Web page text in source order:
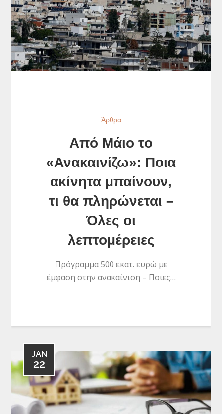
Άρθρα
Από Μάιο το
«Ανακαινίζω»: Ποια
ακίνητα μπαίνουν,
τι θα πληρώνεται –
Όλες οι
λεπτομέρειες
Πρόγραμμα 500 εκατ. ευρώ με
έμφαση στην ανακαίνιση – Ποιες…
JAN
22